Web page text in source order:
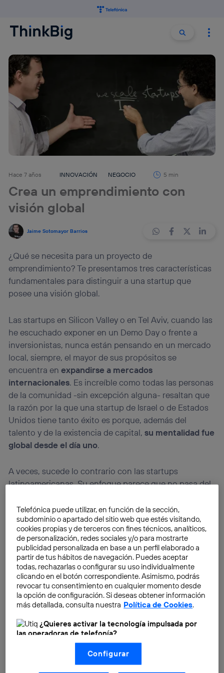
Buscar
Hace 7 años INNOVACIÓN NEGOCIO 5 min
Crea un emprendimiento con
visión global
Jaime Sotomayor Barrios
¿Qué se necesita para un proyecto de
emprendimiento? Te presentamos tres características
fundamentales para distinguir a una startup que
posee una visión global.
Las startups en Silicon Valley o en Tel Aviv, cuando las
he escuchado exponer en un Demo Day o frente a
inversionistas, nunca están pensando en un mercado
local, siempre, el mayor de sus propósitos se
encuentra enexpandirse a mercados
internacionales. Es increíble como todas las personas
de la comunidad -sin excepción alguna- resaltan que
la razón por la que una startup de Israel o de Estados
Unidos tiene tanto éxito es porque, además del
talento y de la existencia de capital,su mentalidad fue
global desde el día uno.
A veces, sucede lo contrario con las startups
latinoamericanas. Su enfoque parece que no pasa del
mencionar que desea expandirse a países vecinos.
Pero ese puede ser un camino justificado solamente
para empresas más tradicionales, que han montado
una estructura en físico o un servicio focalizado.En el
caso de las startups no deberían existir limitaciones
ni barreras geográficasen un mundo globalizado
como el de hoy. Por tanto, no veo el porqué de aspirar
solamente a clientes locales, cuando gracias a las
nuevas tecnologías puedes conseguir clientes
internacionales al otro lado del mundo, y que podrían
comprar tus productos a través de Internet.
Telefónica puede utilizar, en función de la sección,
subdominio o apartado del sitio web que estés visitando,
cookies propias y de terceros con fines técnicos, analíticos,
de personalización, redes sociales y/o para mostrarte
publicidad personalizada en base a un perfil elaborado a
partir de tus hábitos de navegación. Puedes aceptar
todas, rechazarlas o configurar su uso individualmente
clicando en el botón correspondiente. Asimismo, podrás
revocar tu consentimiento en cualquier momento desde
la opción de configuración. Si deseas obtener información
más detallada, consulta nuestra Política de Cookies.
¿Quieres activar la tecnología impulsada por
las operadoras de telefonía?
Nosotros, Telefónica S.A., utilizamos la tecnología Utiq para
realizar nuestras acciones de marketing digital o análisis
(como se describe en este aviso de consentimiento)
Configurar